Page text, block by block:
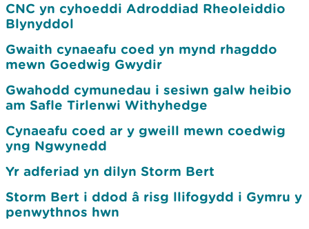
CNC yn cyhoeddi Adroddiad Rheoleiddio
Blynyddol
Gwaith cynaeafu coed yn mynd rhagddo
mewn Goedwig Gwydir
Gwahodd cymunedau i sesiwn galw heibio
am Safle Tirlenwi Withyhedge
Cynaeafu coed ar y gweill mewn coedwig
yng Ngwynedd
Yr adferiad yn dilyn Storm Bert
Storm Bert i ddod â risg llifogydd i Gymru y
penwythnos hwn